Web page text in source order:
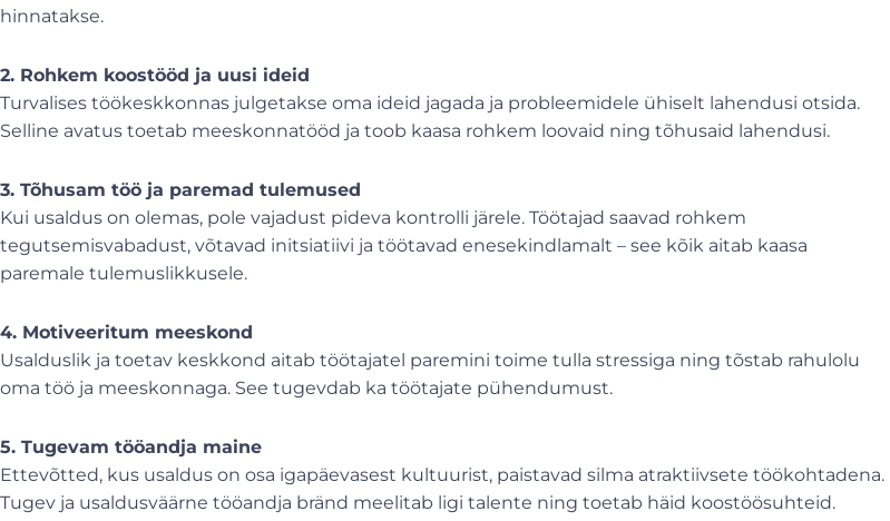
hinnatakse.
2. Rohkem koostööd ja uusi ideid
Turvalises töökeskkonnas julgetakse oma ideid jagada ja probleemidele ühiselt lahendusi otsida.
Selline avatus toetab meeskonnatööd ja toob kaasa rohkem loovaid ning tõhusaid lahendusi.
3. Tõhusam töö ja paremad tulemused
Kui usaldus on olemas, pole vajadust pideva kontrolli järele. Töötajad saavad rohkem
tegutsemisvabadust, võtavad initsiatiivi ja töötavad enesekindlamalt – see kõik aitab kaasa
paremale tulemuslikkusele.
4. Motiveeritum meeskond
Usalduslik ja toetav keskkond aitab töötajatel paremini toime tulla stressiga ning tõstab rahulolu
oma töö ja meeskonnaga. See tugevdab ka töötajate pühendumust.
5. Tugevam tööandja maine
Ettevõtted, kus usaldus on osa igapäevasest kultuurist, paistavad silma atraktiivsete töökohtadena.
Tugev ja usaldusväärne tööandja bränd meelitab ligi talente ning toetab häid koostöösuhteid.